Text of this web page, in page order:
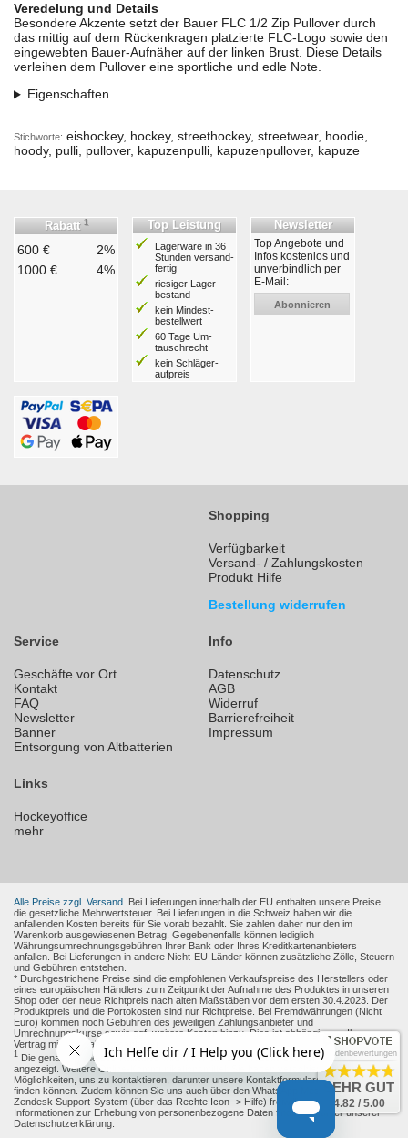
Veredelung und Details
Besondere Akzente setzt der Bauer FLC 1/2 Zip Pullover durch
das mittig auf dem Rückenkragen platzierte FLC-Logo sowie den
eingewebten Bauer-Aufnäher auf der linken Brust. Diese Details
verleihen dem Pullover eine sportliche und edle Note.
Eigenschaften
Stichworte: eishockey, hockey, streethockey, streetwear, hoodie,
hoody, pulli, pullover, kapuzenpulli, kapuzenpullover, kapuze
Rabatt 1
600 €
2%
1000 €
4%
Top Leistung
Lagerware in 36
Stunden ver­sand­
fertig
riesiger Lager­
bestand
kein Mindest­
bestell­wert
60 Tage Um­
tausch­recht
kein Schläger­
aufpreis
Newsletter
Top Angebote und
Infos kostenlos und
unverbindlich per
E-Mail:
Abonnieren
Shopping
Verfügbarkeit
Versand- / Zahlungskosten
Produkt Hilfe
Bestellung widerrufen
Service
Geschäfte vor Ort
Kontakt
FAQ
Newsletter
Banner
Entsorgung von Altbatterien
Info
Datenschutz
AGB
Widerruf
Barrierefreiheit
Impressum
Links
Hockeyoffice
mehr
Alle Preise zzgl. Versand. Bei Lieferungen innerhalb der EU enthalten unsere Preise
die gesetzliche Mehrwertsteuer. Bei Lieferungen in die Schweiz haben wir die
anfallenden Kosten bereits für Sie vorab bezahlt. Sie zahlen daher nur den im
Warenkorb ausgewiesenen Betrag. Gegebenenfalls können lediglich
Währungsumrechnungsgebühren Ihrer Bank oder Ihres Kreditkartenanbieters
anfallen. Bei Lieferungen in andere Nicht-EU-Länder können zusätzliche Zölle, Steuern
und Gebühren entstehen.
* Durchgestrichene Preise sind die empfohlenen Verkaufspreise des Herstellers oder
eines europäischen Händlers zum Zeitpunkt der Aufnahme des Produktes in unseren
Shop oder der neue Richtpreis nach alten Maßstäben vor dem ersten 30.4.2023. Der
Produktpreis und die Portokosten sind nur Richtpreise. Bei Fremdwährungen (Nicht
Euro) kommen noch Gebühren des jeweiligen Zahlungsanbieter und
Umrechnungskurse sowie ggf. weitere Kosten hinzu. Dies ist abhängig von Ihren
Vertrag mit den Zahlungsanbieter.
1 Die genaue Höhe des Rabattes wird Ihnen auf der Produkt-Seite und im Warenkorb
angezeigt. Weitere Online-Kommunikationsmittel: Sie haben verschiedene
Möglichkeiten, uns zu kontaktieren, darunter unsere Kontaktformulare, die Siehier
finden können. Zudem können Sie uns auch über den WhatsApp Messenger oder das
Zendesk Support-System (über das Rechte Icon -> Hilfe) freiwillig erreichen.
Informationen zur Erhebung von personenbezogene Daten finden sie unter unserer
Datenschutzerklärung.
Kundenbewertungen
SEHR GUT
4.82 / 5.00